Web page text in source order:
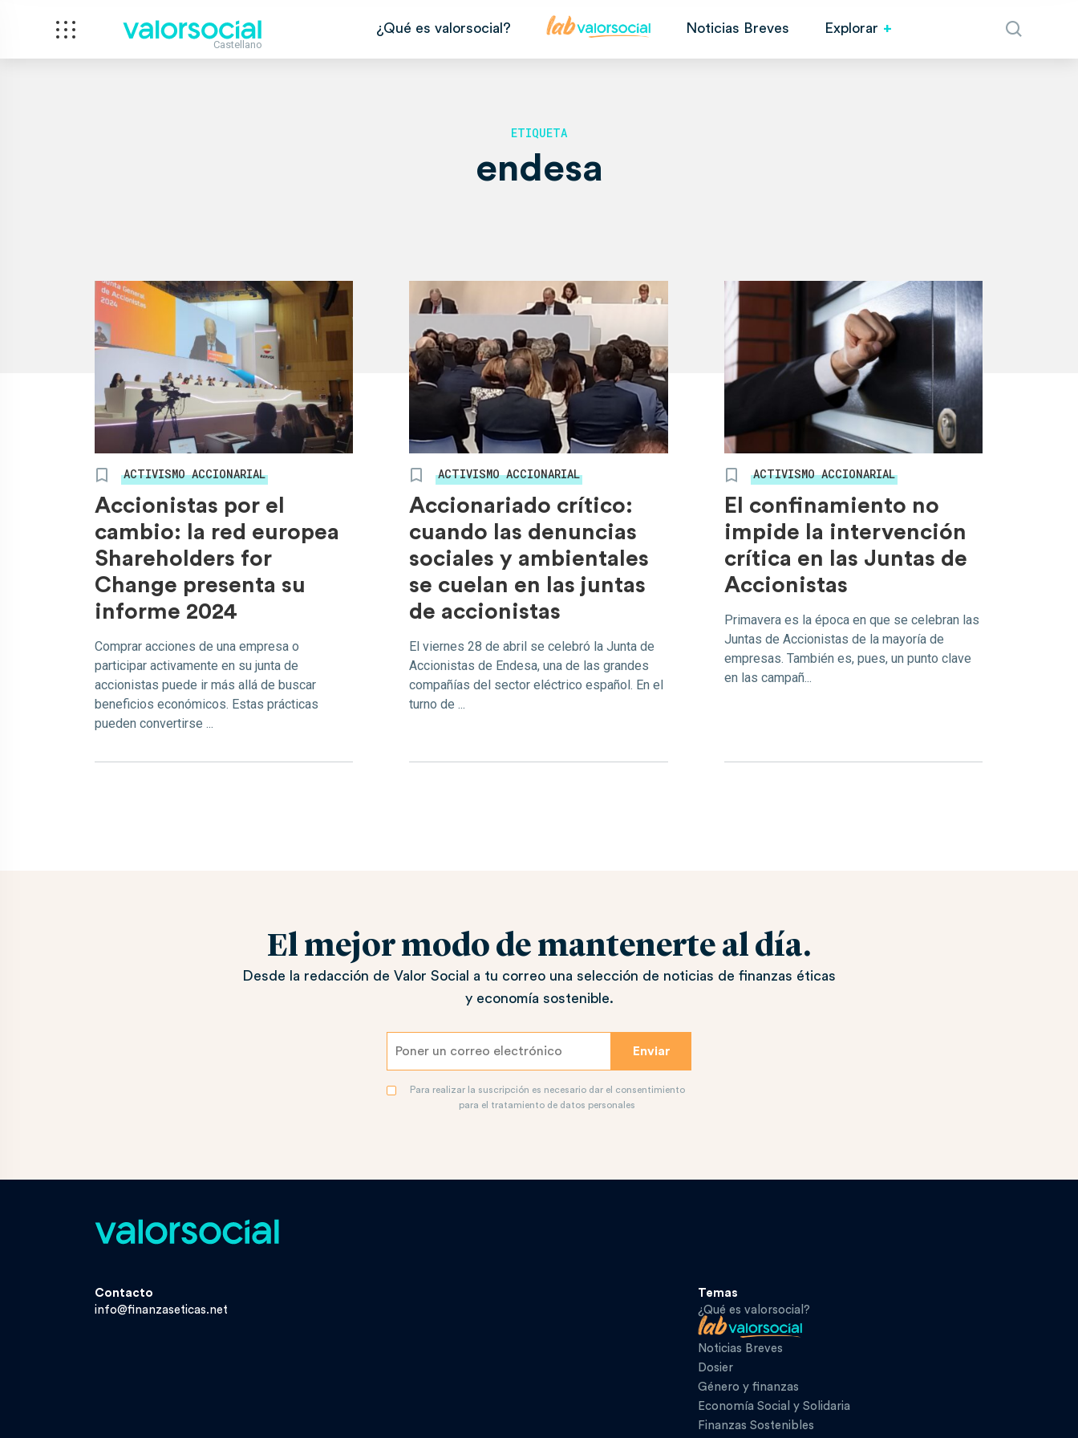
Castellano
¿Qué es valorsocial? Noticias Breves Explorar
ETIQUETA
endesa
ACTIVISMO ACCIONARIAL
Accionistas por el
cambio: la red europea
Shareholders for
Change presenta su
informe 2024
Comprar acciones de una empresa o
participar activamente en su junta de
accionistas puede ir más allá de buscar
beneficios económicos. Estas prácticas
pueden convertirse ...
ACTIVISMO ACCIONARIAL
Accionariado crítico:
cuando las denuncias
sociales y ambientales
se cuelan en las juntas
de accionistas
El viernes 28 de abril se celebró la Junta de
Accionistas de Endesa, una de las grandes
compañías del sector eléctrico español. En el
turno de ...
ACTIVISMO ACCIONARIAL
El confinamiento no
impide la intervención
crítica en las Juntas de
Accionistas
Primavera es la época en que se celebran las
Juntas de Accionistas de la mayoría de
empresas. También es, pues, un punto clave
en las campañ...
El mejor modo de mantenerte al día.
Desde la redacción de Valor Social a tu correo una selección de noticias de finanzas éticas
y economía sostenible.
Para realizar la suscripción es necesario dar el consentimiento
para el tratamiento de datos personales
Contacto
info@finanzaseticas.net
Temas
¿Qué es valorsocial?
Noticias Breves
Dosier
Género y finanzas
Economía Social y Solidaria
Finanzas Sostenibles